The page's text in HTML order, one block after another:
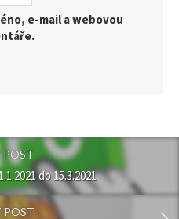
e-mail a webovou
POST
do 15.3.2021
POST